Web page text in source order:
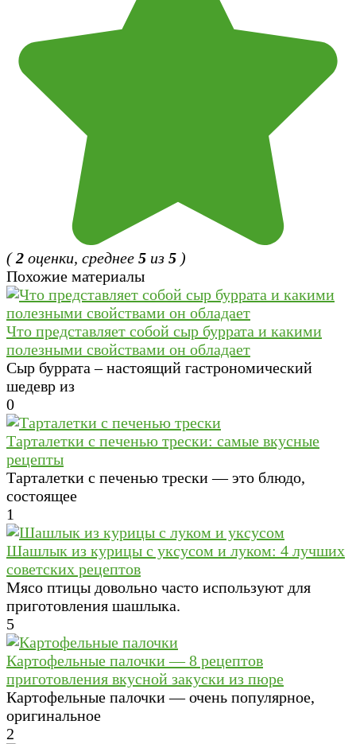
(2 оценки, среднее 5 из 5 )
Похожие материалы
Что представляет собой сыр буррата и какими
полезными свойствами он обладает
Сыр буррата – настоящий гастрономический
шедевр из
0
Тарталетки с печенью трески: самые вкусные
рецепты
Тарталетки с печенью трески — это блюдо,
состоящее
1
Шашлык из курицы с уксусом и луком: 4 лучших
советских рецептов
Мясо птицы довольно часто используют для
приготовления шашлыка.
5
Картофельные палочки — 8 рецептов
приготовления вкусной закуски из пюре
Картофельные палочки — очень популярное,
оригинальное
2